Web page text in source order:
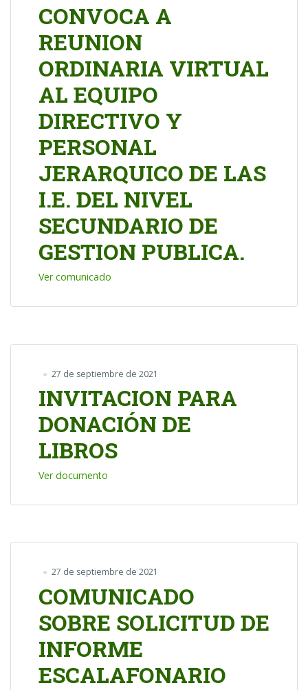
CONVOCA A
REUNION
ORDINARIA VIRTUAL
AL EQUIPO
DIRECTIVO Y
PERSONAL
JERARQUICO DE LAS
I.E. DEL NIVEL
SECUNDARIO DE
GESTION PUBLICA.
Ver comunicado
27 de septiembre de 2021
INVITACION PARA
DONACIÓN DE
LIBROS
Ver documento
27 de septiembre de 2021
COMUNICADO
SOBRE SOLICITUD DE
INFORME
ESCALAFONARIO